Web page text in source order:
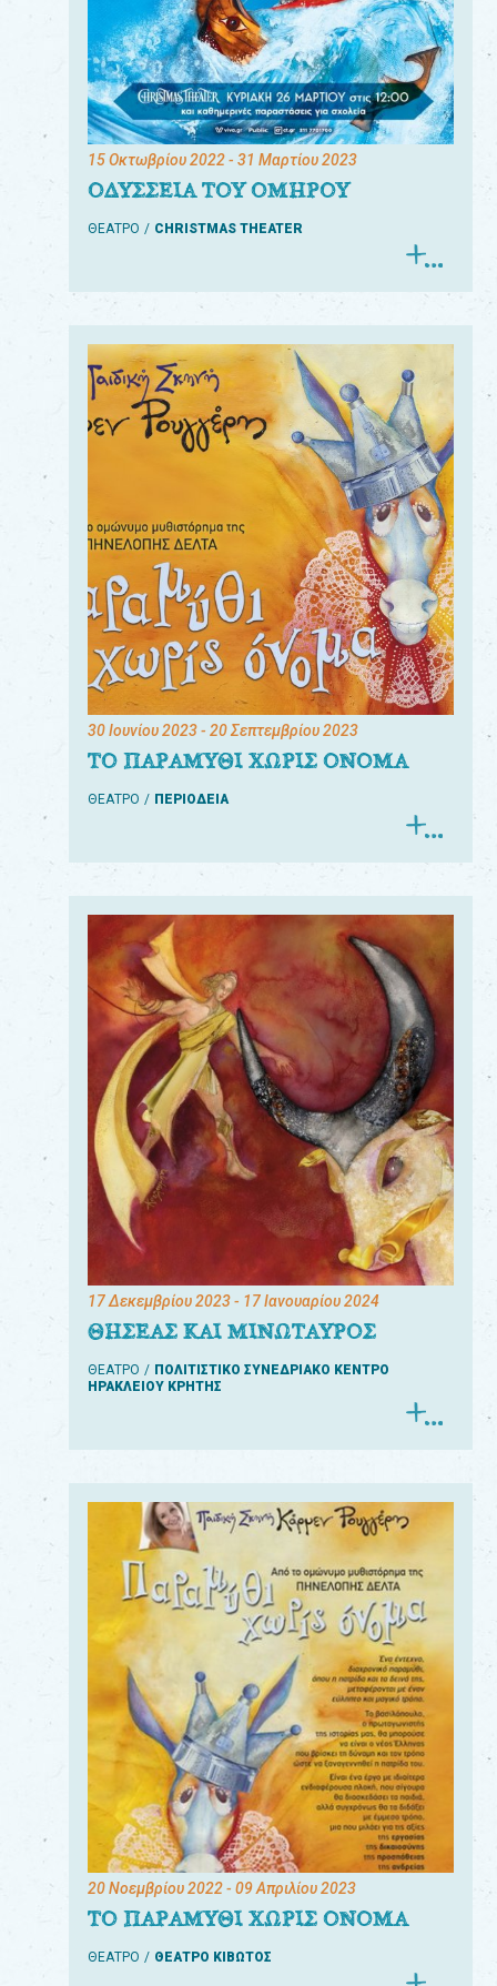
15 Οκτωβρίου 2022- 31 Μαρτίου 2023
ΟΔΥΣΣΕΙΑ ΤΟΥ ΟΜΗΡΟΥ
ΘΕΑΤΡΟ CHRISTMAS THEATER
30 Ιουνίου 2023- 20 Σεπτεμβρίου 2023
ΤΟ ΠΑΡΑΜΥΘΙ ΧΩΡΙΣ ΟΝΟΜΑ
ΘΕΑΤΡΟ ΠΕΡΙΟΔΕΙΑ
17 Δεκεμβρίου 2023- 17 Ιανουαρίου 2024
ΘΗΣΕΑΣ ΚΑΙ ΜΙΝΩΤΑΥΡΟΣ
ΘΕΑΤΡΟ
ΠΟΛΙΤΙΣΤΙΚΟ ΣΥΝΕΔΡΙΑΚΟ ΚΕΝΤΡΟ
ΗΡΑΚΛΕΙΟΥ ΚΡΗΤΗΣ
20 Νοεμβρίου 2022- 09 Απριλίου 2023
ΤΟ ΠΑΡΑΜΥΘΙ ΧΩΡΙΣ ΟΝΟΜΑ
ΘΕΑΤΡΟ ΘΕΑΤΡΟ ΚΙΒΩΤΟΣ